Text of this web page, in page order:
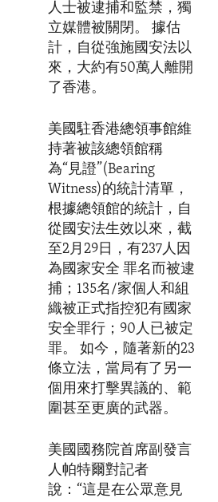
人士被逮捕和監禁，獨
立媒體被關閉。 據估
計，自從強施國安法以
來，大約有50萬人離開
了香港。
美國駐香港總領事館維
持著被該總領館稱
為“見證”(Bearing
Witness)的統計清單，
根據總領館的統計，自
從國安法生效以來，截
至2月29日，有237人因
為國家安全 罪名而被逮
捕；135名/家個人和組
織被正式指控犯有國家
安全罪行；90人已被定
罪。 如今，隨著新的23
條立法，當局有了另一
個用來打擊異議的、範
圍甚至更廣的武器。
美國國務院首席副發言
人帕特爾對記者
說：“這是在公眾意見